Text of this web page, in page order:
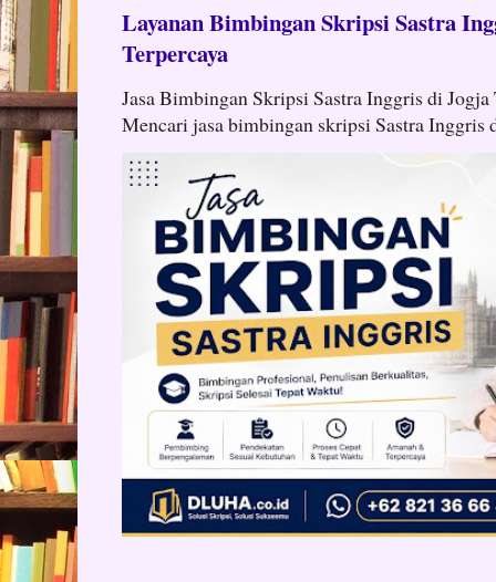
Layanan Bimbingan Skripsi Sastra
Terpercaya
Jasa Bimbingan Skripsi Sastra Inggris di Jogja
Mencari jasa bimbingan skripsi Sastra Inggris